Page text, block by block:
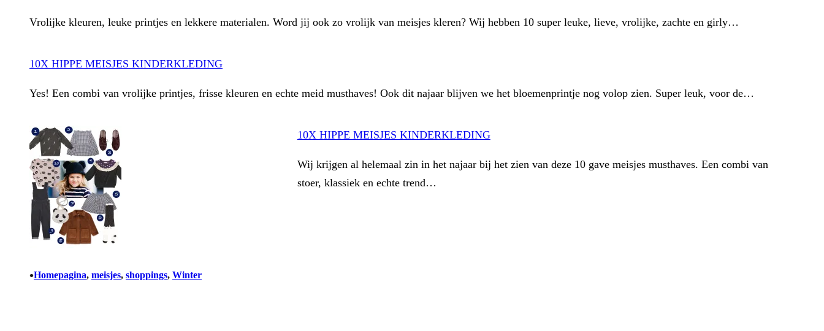
Vrolijke kleuren, leuke printjes en lekkere materialen. Word jij ook zo vrolijk van meisjes kleren? Wij hebben 10 super leuke, lieve, vrolijke, zachte en girly…
10X HIPPE MEISJES KINDERKLEDING
Yes! Een combi van vrolijke printjes, frisse kleuren en echte meid musthaves! Ook dit najaar blijven we het bloemenprintje nog volop zien. Super leuk, voor de…
10X HIPPE MEISJES KINDERKLEDING
Wij krijgen al helemaal zin in het najaar bij het zien van deze 10 gave meisjes musthaves. Een combi van
stoer, klassiek en echte trend…
•Homepagina, meisjes, shoppings, Winter